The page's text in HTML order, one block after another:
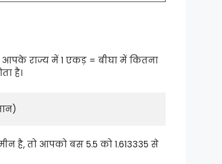
राज्य में 1 एकड़ = बीघा में कितना
है।
है, तो आपको बस 5.5 को 1.613335 से